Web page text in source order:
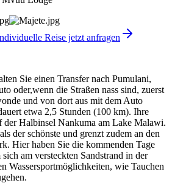
Reise jetzt anfragen
Sie einen Transfer nach Pumulani,
oder,wenn die Straßen nass sind, zuerst
und von dort aus mit dem Auto
etwa 2,5 Stunden (100 km). Ihre
der Halbinsel Nankuma am Lake Malawi.
der schönste und grenzt zudem an den
Hier haben Sie die kommenden Tage
am versteckten Sandstrand in der
Wassersportmöglichkeiten, wie Tauchen